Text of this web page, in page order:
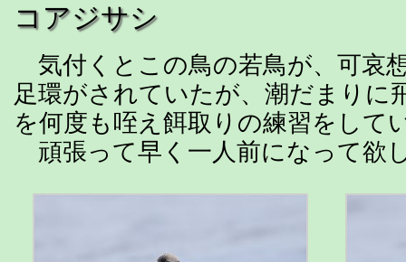
コアジサシ
気付くとこの鳥の若鳥が、可哀
足環がされていたが、潮だまりに
を何度も咥え餌取りの練習をして
頑張って早く一人前になって欲